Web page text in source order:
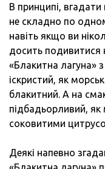
В принципі,
не складно по
навіть якщо ви
досить подивитися
«Блакитна лагуна»
іскристий, як
блакитний. А на
підбадьорливий,
соковитими
Деякі напевно